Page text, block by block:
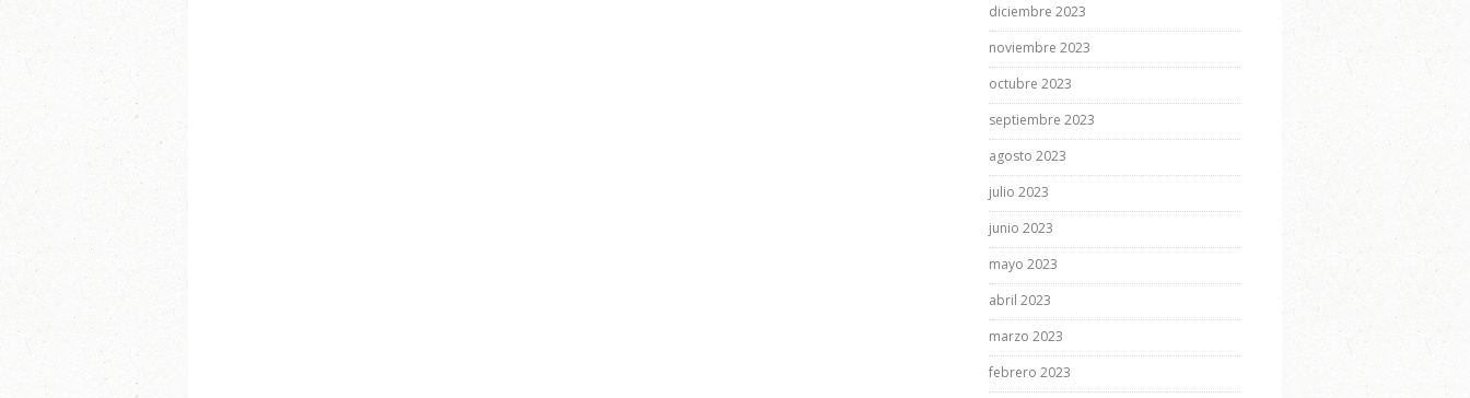
diciembre 2023
noviembre 2023
octubre 2023
septiembre 2023
agosto 2023
julio 2023
junio 2023
mayo 2023
abril 2023
marzo 2023
febrero 2023